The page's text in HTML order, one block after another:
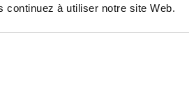
continuez à utiliser notre site Web.